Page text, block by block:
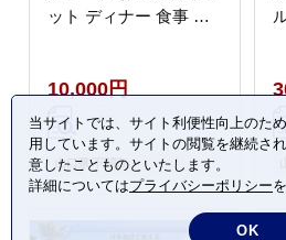
ット ディナー 食事 利
10,000円
山口県 下関市
当サイトでは、サイト利便性向上のた
用しています。サイトの閲覧を継続さ
意したことものといたします。
詳細についてはプライバシーポリシー
OK